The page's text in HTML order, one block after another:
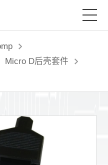
Micro D后壳套件